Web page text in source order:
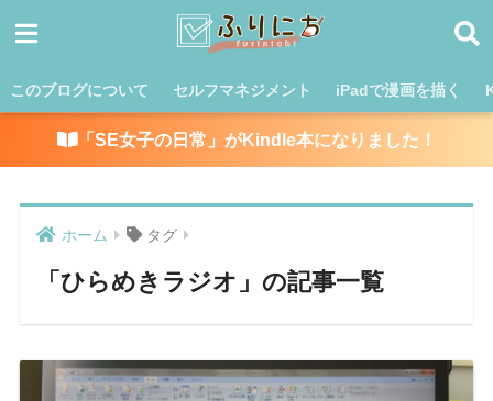
このブログについて セルフマネジメント iPadで漫画を描く
「SE女子の日常」がKindle本になりました！
ホーム タグ
「ひらめきラジオ」の記事一覧